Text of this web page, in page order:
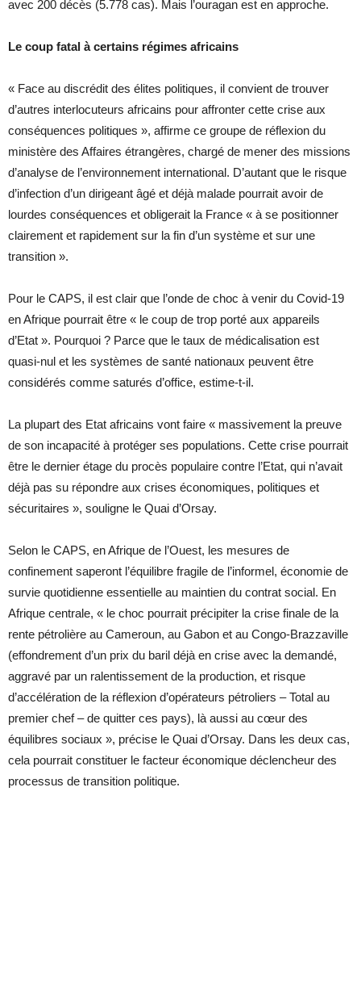
avec 200 décès (5.778 cas). Mais l’ouragan est en approche.
Le coup fatal à certains régimes africains
« Face au discrédit des élites politiques, il convient de trouver
d’autres interlocuteurs africains pour affronter cette crise aux
conséquences politiques », affirme ce groupe de réflexion du
ministère des Affaires étrangères, chargé de mener des missions
d’analyse de l’environnement international. D’autant que le risque
d’infection d’un dirigeant âgé et déjà malade pourrait avoir de
lourdes conséquences et obligerait la France « à se positionner
clairement et rapidement sur la fin d’un système et sur une
transition ».
Pour le CAPS, il est clair que l’onde de choc à venir du Covid-19
en Afrique pourrait être « le coup de trop porté aux appareils
d’Etat ». Pourquoi ? Parce que le taux de médicalisation est
quasi-nul et les systèmes de santé nationaux peuvent être
considérés comme saturés d’office, estime-t-il.
La plupart des Etat africains vont faire « massivement la preuve
de son incapacité à protéger ses populations. Cette crise pourrait
être le dernier étage du procès populaire contre l’Etat, qui n’avait
déjà pas su répondre aux crises économiques, politiques et
sécuritaires », souligne le Quai d’Orsay.
Selon le CAPS, en Afrique de l’Ouest, les mesures de
confinement saperont l’équilibre fragile de l’informel, économie de
survie quotidienne essentielle au maintien du contrat social. En
Afrique centrale, « le choc pourrait précipiter la crise finale de la
rente pétrolière au Cameroun, au Gabon et au Congo-Brazzaville
(effondrement d’un prix du baril déjà en crise avec la demandé,
aggravé par un ralentissement de la production, et risque
d’accélération de la réflexion d’opérateurs pétroliers – Total au
premier chef – de quitter ces pays), là aussi au cœur des
équilibres sociaux », précise le Quai d’Orsay. Dans les deux cas,
cela pourrait constituer le facteur économique déclencheur des
processus de transition politique.